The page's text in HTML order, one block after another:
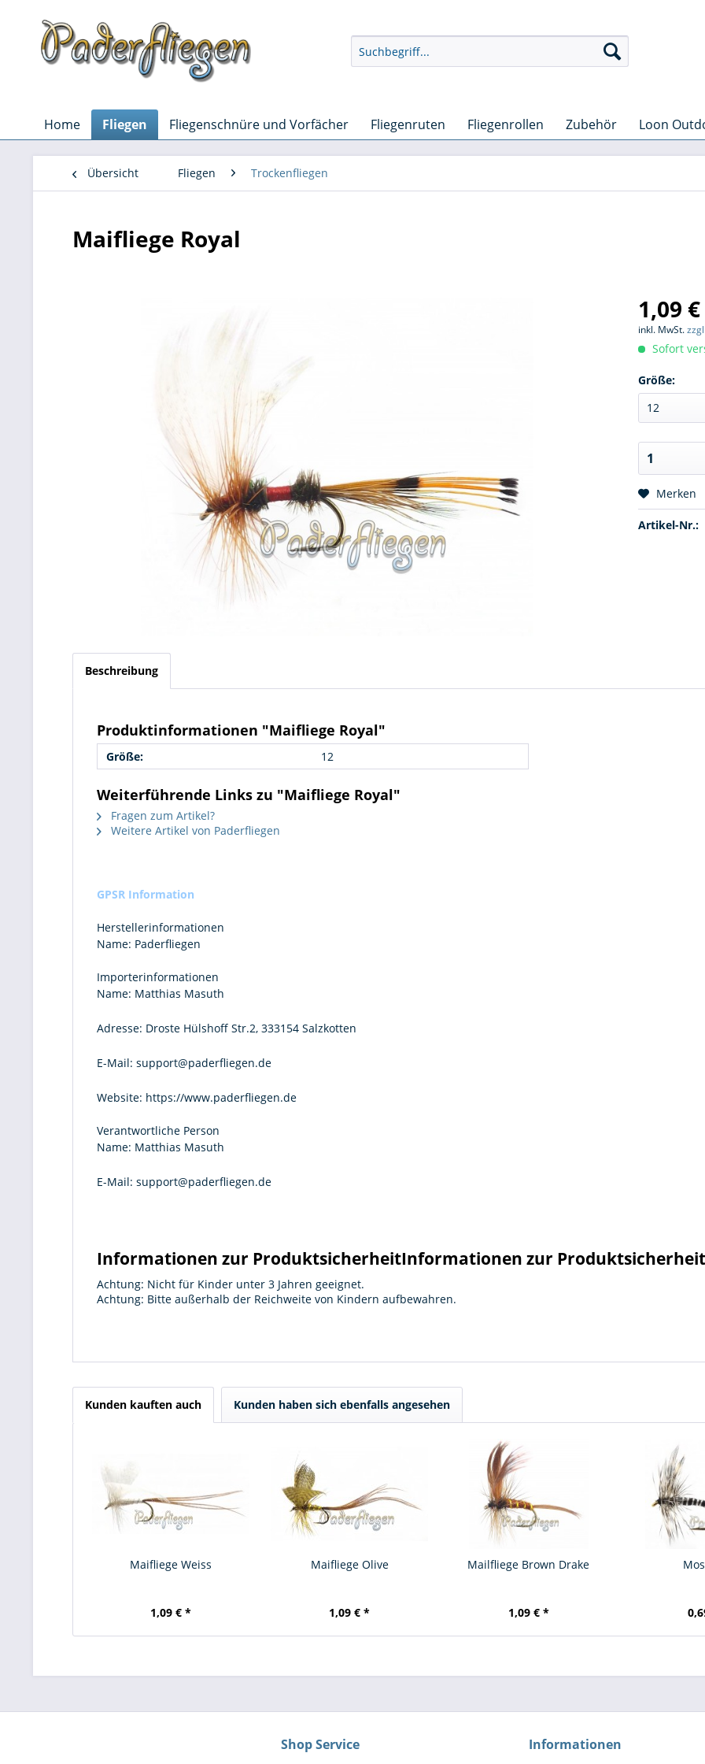
Home Fliegen Fliegenschnüre und Vorfächer Fliegenruten Fliegenrollen Zubehör Loon
Übersicht Fliegen Trockenfliegen
Maifliege Royal
1,09
inkl. MwSt.
Sofort
Größe:
Merken
Artikel-Nr.:
Beschreibung
Produktinformationen "Maifliege Royal"
Größe: 12
Weiterführende Links zu "Maifliege Royal"
Fragen zum Artikel?
Weitere Artikel von Paderfliegen
GPSR Information
Herstellerinformationen
Name: Paderfliegen
Importerinformationen
Name: Matthias Masuth
Adresse: Droste Hülshoff Str.2, 333154 Salzkotten
E-Mail: support@paderfliegen.de
Website: https://www.paderfliegen.de
Verantwortliche Person
Name: Matthias Masuth
E-Mail: support@paderfliegen.de
Informationen zur ProduktsicherheitInformationen zur Produktsicherheit
Achtung: Nicht für Kinder unter 3 Jahren geeignet.
Achtung: Bitte außerhalb der Reichweite von Kindern aufbewahren.
Kunden kauften auch Kunden haben sich ebenfalls angesehen
Maifliege Weiss
1,09 € *
Maifliege Olive
1,09 € *
Mailfliege Brown Drake
1,09 € *
Shop Service Informationen